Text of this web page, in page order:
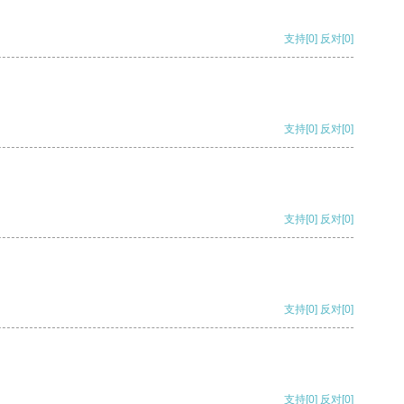
支持[0] 反对[0]
支持[0] 反对[0]
支持[0] 反对[0]
支持[0] 反对[0]
支持[0] 反对[0]